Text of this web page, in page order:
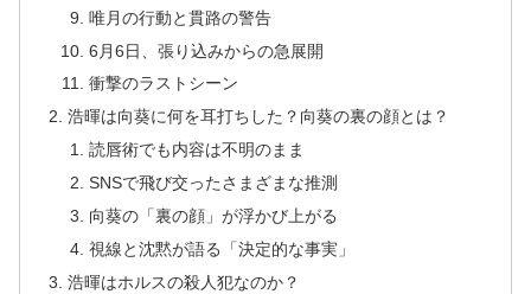
唯月の行動と貫路の警告
6月6日、張り込みからの急展開
衝撃のラストシーン
浩暉は向葵に何を耳打ちした？向葵の裏の顔とは？
読唇術でも内容は不明のまま
SNSで飛び交ったさまざまな推測
向葵の「裏の顔」が浮かび上がる
視線と沈黙が語る「決定的な事実」
浩暉はホルスの殺人犯なのか？